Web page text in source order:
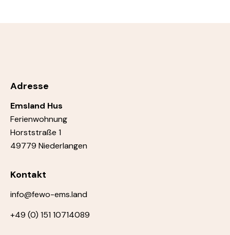
Adresse
Emsland Hus
Ferienwohnung
Horststraße 1
49779 Niederlangen
Kontakt
info@fewo-ems.land
+49 (0) 151 10714089